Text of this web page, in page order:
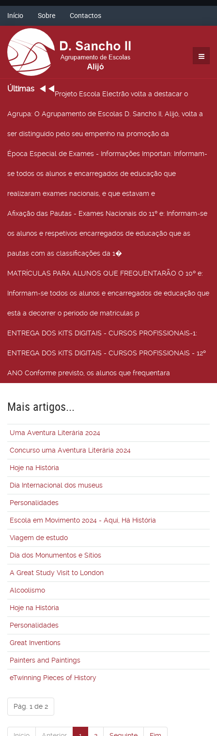
Início Sobre Contactos
Últimas
Projeto Escola Electrão volta a destacar o
Agrupa: O Agrupamento de Escolas D. Sancho II, Alijó, volta a
ser distinguido pelo seu empenho na promoção da
Época Especial de Exames - Informações Importan: Informam-
se todos os alunos e encarregados de educação que
realizaram exames nacionais, e que estavam e
Afixação das Pautas - Exames Nacionais do 11º e: Informam-se
os alunos e respetivos encarregados de educação que as
pautas com as classificações da 1�
MATRÍCULAS PARA ALUNOS QUE FREQUENTARÃO O 10º e:
Informam-se todos os alunos e encarregados de educação que
está a decorrer o período de matrículas p
ENTREGA DOS KITS DIGITAIS - CURSOS PROFISSIONAIS-1:
ENTREGA DOS KITS DIGITAIS - CURSOS PROFISSIONAIS - 12º
ANO Conforme previsto, os alunos que frequentara
Mais artigos...
Uma Aventura Literária 2024
Concurso uma Aventura Literária 2024
Hoje na História
Dia Internacional dos museus
Personalidades
Escola em Movimento 2024 - Aqui, Há História
Viagem de estudo
Dia dos Monumentos e Sítios
A Great Study Visit to London
Alcoolismo
Hoje na História
Personalidades
Great Inventions
Painters and Paintings
eTwinning Pieces of History
Pág. 1 de 2